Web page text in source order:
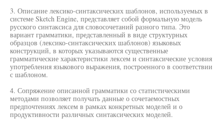
3. Описание лексико-синтаксических шаблонов, используемых в
системе Sketch Engine, представляет собой формальную модель
русского синтаксиса для словосочетаний разного типа. Это
вариант грамматики, представленный в виде структурных
образцов (лексико-синтаксических шаблонов) языковых
конструкций, в которых указываются существенные
грамматические характеристики лексем и синтаксические условия
употребления языкового выражения, построенного в соответствии
с шаблоном.
4. Сопряжение описанной грамматики со статистическими
методами позволяет получать данные о сочетаемостных
предпочтениях лексем в рамках конкретных моделей и о
продуктивности различных синтаксических моделей.